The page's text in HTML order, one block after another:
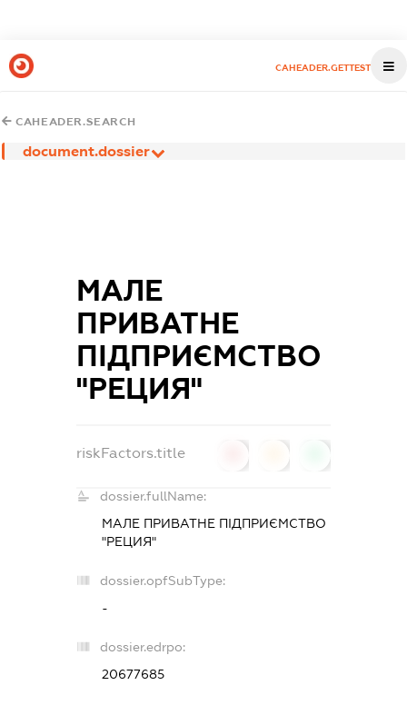
CAHEADER.GETTEST
CAHEADER.SEARCH
document.dossier
МАЛЕ
ПРИВАТНЕ
ПІДПРИЄМСТВО
"РЕЦИЯ"
riskFactors.title
dossier.fullName:
МАЛЕ ПРИВАТНЕ ПІДПРИЄМСТВО
"РЕЦИЯ"
dossier.opfSubType:
-
dossier.edrpo:
20677685